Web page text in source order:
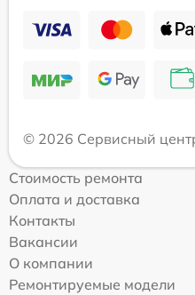
© 2026 Сервисный
Стоимость ремонта
Оплата и доставка
Контакты
Вакансии
О компании
Ремонтируемые модели